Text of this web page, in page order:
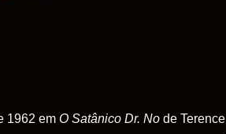
1962 em O Satânico Dr. No de Terence